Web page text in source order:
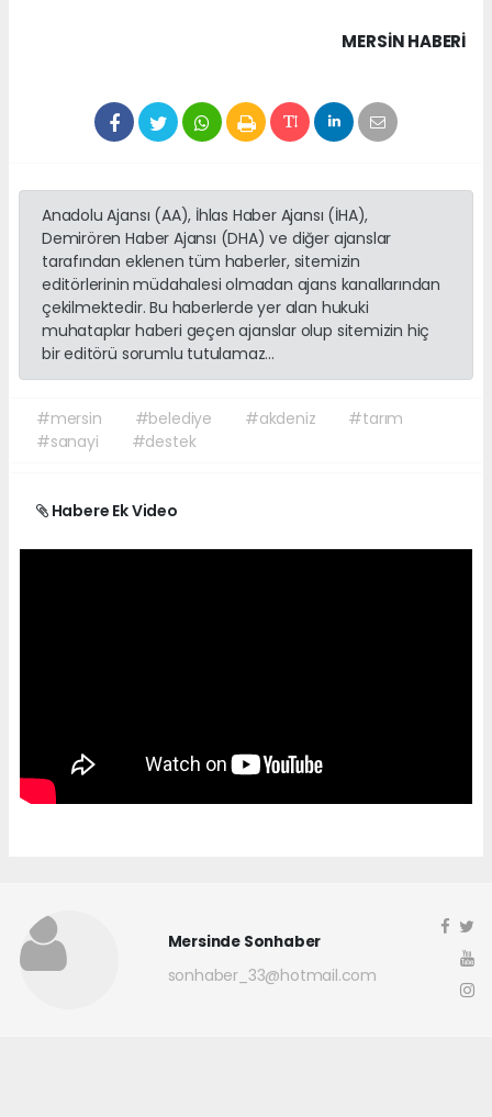
MERSIN HABERİ
Anadolu Ajansı (AA), İhlas Haber Ajansı (İHA),
Demirören Haber Ajansı (DHA) ve diğer ajanslar
tarafından eklenen tüm haberler, sitemizin
editörlerinin müdahalesi olmadan ajans kanallarından
çekilmektedir. Bu haberlerde yer alan hukuki
muhataplar haberi geçen ajanslar olup sitemizin hiç
bir editörü sorumlu tutulamaz...
#mersin #belediye #akdeniz
#tarım
#sanayi
#destek
Habere Ek Video
Mersinde Sonhaber
sonhaber_33@hotmail.com